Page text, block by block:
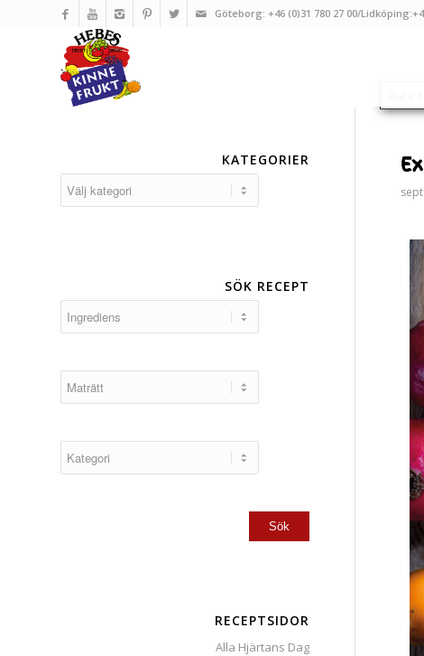
Göteborg: +46 (0)31 780 27 00/
KATEGORIER
SÖK RECEPT
RECEPTSIDOR
Alla Hjärtans Dag